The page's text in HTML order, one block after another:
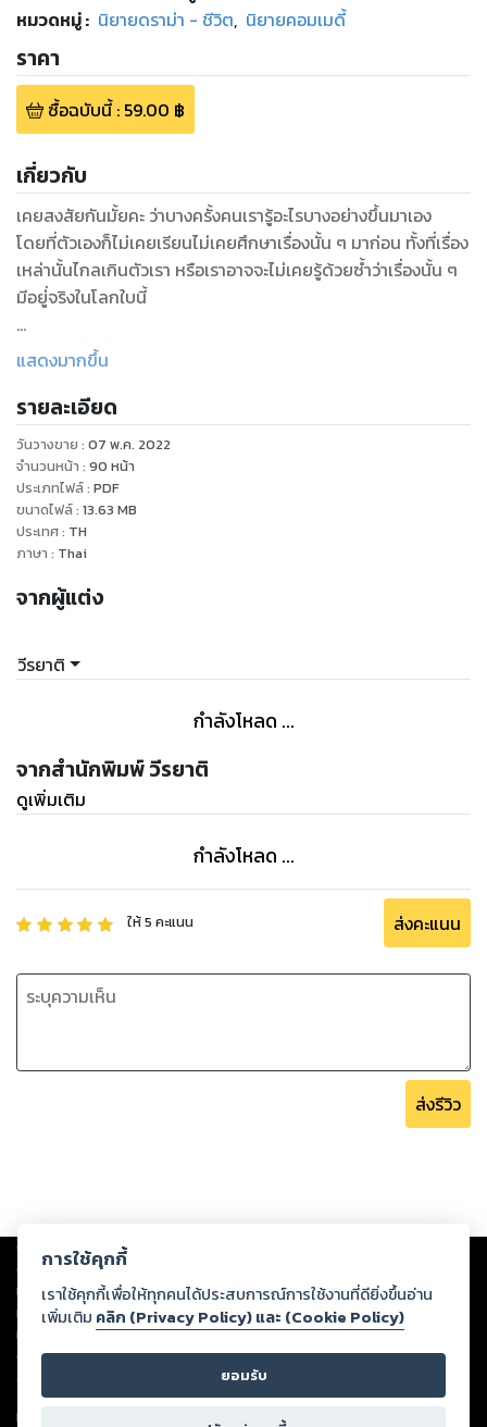
หมวดหมู่: นิยายดราม่า - ชีวิต, นิยายคอมเมดี้
ราคา
ซื้อฉบับนี้: 59.00 ฿
เกี่ยวกับ
เคยสงสัยกันมั้ยคะ ว่าบางครั้งคนเรารู้อะไรบางอย่างขึ้นมาเอง
โดยที่ตัวเองก็ไม่เคยเรียนไม่เคยศึกษาเรื่องนั้น ๆ มาก่อน ทั้งที่เรื่อง
เหล่านั้นไกลเกินตัวเรา หรือเราอาจจะไม่เคยรู้ด้วยซ้ำว่าเรื่องนั้น ๆ
มีอยู่่จริงในโลกใบนี้
อภิญญาเก่า ตอนที่ 6 ของนิยายหมอเถื่อน จะให้คำตอบคุณได้่
อาจจะเคยสัมผัส แต่คุณยังไม่่เข้าใจก็แค่นั้น
แสดงมากขึ้น
รายละเอียด
วันวางขาย : 07 พ.ค. 2022
จำนวนหน้า : 90 หน้า
ประเภทไฟล์: PDF
ขนาดไฟล์: 13.63 MB
ประเทศ: TH
ภาษา : Thai
จากผู้แต่ง
วีรยาติ
กำลังโหลด ...
จากสำนักพิมพ์ วีรยาติ
ดูเพิ่มเติม
กำลังโหลด ...
ให้5 คะแนน ส่งคะแนน
ส่งรีวิว
Copyright © 2026
ต่อผลงานหรือเนื้อหาใดที่อัปโหลดผ่านเว็บไซต์และปรากฏว่าละเมิดสิทธิใน
ทรัพย์สินทางปัญญาของบุคคลอื่นหรือขัดต่อกฎหมายและศีลธรรม ดังนั้น ผู้อ่าน
ทุกท่านโปรดใช้วิจารณญาณในการกลั่นกรองด้วยตนเอง และหากท่านพบว่าส่วน
หนึ่งส่วนใดขัดต่อกฎหมายและศีลธรรม กรุณาแจ้งมายังบริษัท เพื่อทีมงานจะได้
ดำเนินการในทันที ทั้งนี้ ทางสตอรี่ล็อกขอสงวนลิขสิทธิ์ตามพระราชบัญญัติ
ลิขสิทธิ์ พ.ศ. 2537 (ฉบับล่าสุด)
For support: member@ookbee.com
การใช้คุกกี้
เราใช้คุกกี้เพื่อให้ทุกคนได้ประสบการณ์การใช้งานที่ดียิ่งขึ้นอ่าน
เพิ่มเติม คลิก (Privacy Policy) และ (Cookie Policy)
ยอมรับ